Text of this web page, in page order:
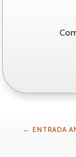
← ENTRADA